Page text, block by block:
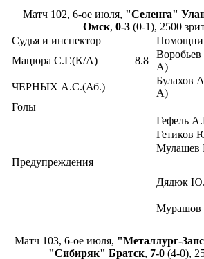
Матч 102, 6-ое июля, "Селенга"
Омск, 0-3 (0-1), 2500
Судья и инспектор
Мацюра С.Г.(К/А)
8.8
А)
ЧЕРНЫХ А.С.(Аб.)
Булахов
А)
Голы
Гефель
Гетиков
Предупреждения
Дядюк
Матч 103, 6-ое июля, "Металлург-
"Сибиряк" Братск, 7-0 (4-0),